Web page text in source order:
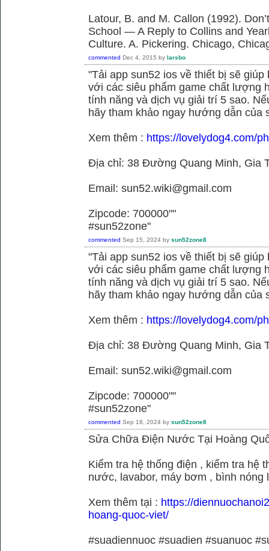
Latour, B. and M. Callon (1992).
School — A Reply to Collins and
Culture. A. Pickering. Chicago,
commented Dec 4, 2015 by larsbo
"Tải app sun52 ios về thiết bị sẽ
với các siêu phẩm game chất lượng
tính năng và dịch vụ giải trí 5 sao.
hãy tham khảo ngay hướng dẫn của
Xem thêm : https://lovelydog4.com/
Địa chỉ: 38 Đường Quang Minh, Gia
Email: sun52.wiki@gmail.com
Zipcode: 700000""
#sun52zone"
commented Sep 15, 2024 by sun52zone8
"Tải app sun52 ios về thiết bị sẽ
với các siêu phẩm game chất lượng
tính năng và dịch vụ giải trí 5 sao.
hãy tham khảo ngay hướng dẫn của
Xem thêm : https://lovelydog4.com/
Địa chỉ: 38 Đường Quang Minh, Gia
Email: sun52.wiki@gmail.com
Zipcode: 700000""
#sun52zone"
commented Sep 18, 2024 by sun52zone8
Sửa Chữa Điện Nước Tại Hoàng
Kiểm tra hệ thống điện , kiểm tra hệ
nước, lavabor, máy bơm , bình nóng
Xem thêm tại : https://
hoang-quoc-viet/
#suadiennuoc #suadien #suanuoc